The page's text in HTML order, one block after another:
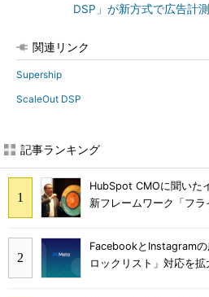
DSP」が新方式で広告計測
関連リンク
Supership
ScaleOut DSP
記事ランキング
HubSpot CMOに聞いた
新フレームワーク「フラ
FacebookとInstagram
ロックリスト」対応を拡